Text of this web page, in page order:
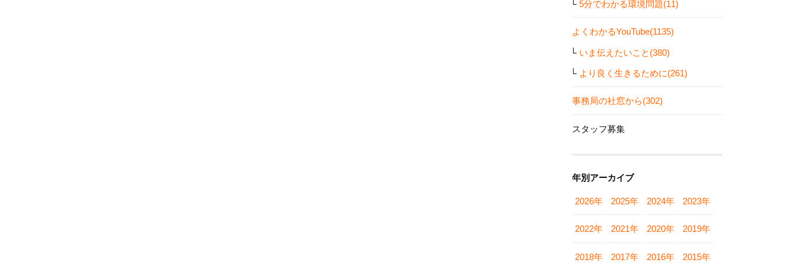
5分でわかる環境問題(11)
よくわかるYouTube(1135)
いま伝えたいこと(380)
より良く生きるために(261)
事務局の社窓から(302)
スタッフ募集
年別アーカイブ
2026年 2025年 2024年 2023年
2022年 2021年 2020年 2019年
2018年 2017年 2016年 2015年